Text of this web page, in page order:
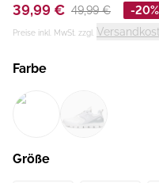
39,99 € 49,99 € -20%
Preise inkl. MwSt. zzgl.
Farbe
Größe